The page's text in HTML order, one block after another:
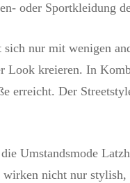
oder Sportkleidung
nur mit wenigen
Look kreieren. In
erreicht. Der
Umstandsmode
nicht nur stylish,